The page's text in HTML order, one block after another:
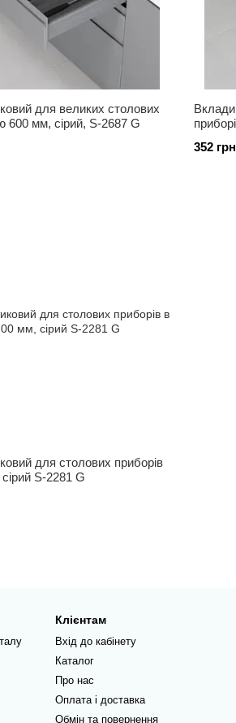
для великих столових
600 мм, сірий, S-2687 G
352 грн
для столових приборів
S-2281 G
Клієнтам
Вхід до кабінету
Каталог
Про нас
Оплата і доставка
Обмін та повернення